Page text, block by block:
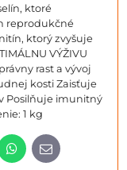
ktoré
reprodukčné
ktorý zvyšuje
VÝŽIVU
rast a vývoj
kosti Zaisťuje
Posilňuje imunitný
1 kg
WhatsApp
E-
mail